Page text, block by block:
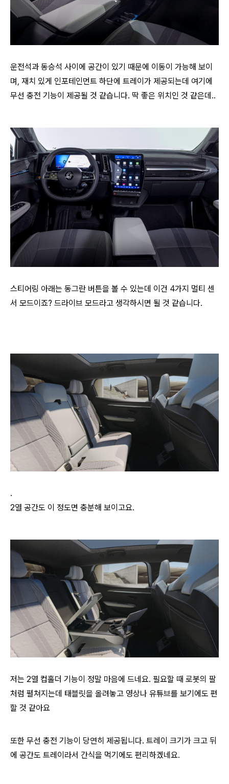
운전석과 동승석 사이에 공간이 있기 때문에 이동이 가능해 보이
며, 재치 있게 인포테인먼트 하단에 트레이가 제공되는데 여기에
무선 충전 기능이 제공될 것 같습니다. 딱 좋은 위치인 것 같은데..
스티어링 아래는 동그란 버튼을 볼 수 있는데 이건 4가지 멀티 센
서 모드이죠? 드라이브 모드라고 생각하시면 될 것 같습니다.
.
2열 공간도 이 정도면 충분해 보이고요.
저는 2열 컵홀더 기능이 정말 마음에 드네요. 필요할 때 로봇의 팔
처럼 펼쳐지는데 태블릿을 올려놓고 영상나 유튜브를 보기에도 편
할 것 같아요
또한 무선 충전 기능이 당연히 제공됩니다. 트레이 크기가 크고 뒤
에 공간도 트레이라서 간식을 먹기에도 편리하겠네요.